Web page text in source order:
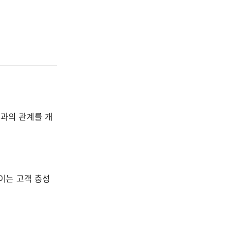
의 관계를 개
는 고객 충성